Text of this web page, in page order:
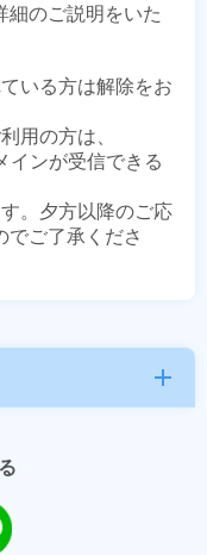
細のご説明をいた
いる方は解除をお
用の方は、
インが受信できる
。夕方以降のご応
でご了承くださ
add